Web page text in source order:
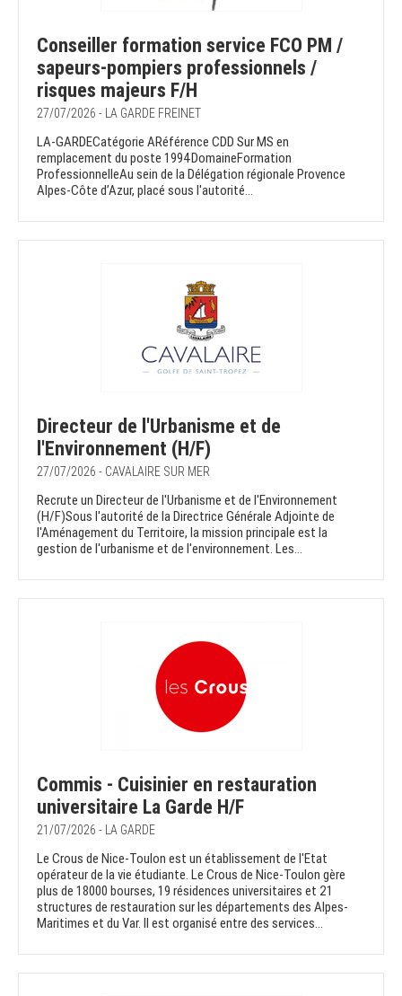
Conseiller formation service FCO PM /
sapeurs-pompiers professionnels /
risques majeurs F/H
27/07/2026 - LA GARDE FREINET
LA-GARDECatégorie ARéférence CDD Sur MS en
remplacement du poste 1994DomaineFormation
ProfessionnelleAu sein de la Délégation régionale Provence
Alpes-Côte d’Azur, placé sous l'autorité...
Directeur de l'Urbanisme et de
l'Environnement (H/F)
27/07/2026 - CAVALAIRE SUR MER
Recrute un Directeur de l'Urbanisme et de l'Environnement
(H/F)Sous l'autorité de la Directrice Générale Adjointe de
l'Aménagement du Territoire, la mission principale est la
gestion de l'urbanisme et de l'environnement. Les...
Commis - Cuisinier en restauration
universitaire La Garde H/F
21/07/2026 - LA GARDE
Le Crous de Nice-Toulon est un établissement de l'Etat
opérateur de la vie étudiante. Le Crous de Nice-Toulon gère
plus de 18000 bourses, 19 résidences universitaires et 21
structures de restauration sur les départements des Alpes-
Maritimes et du Var. Il est organisé entre des services...